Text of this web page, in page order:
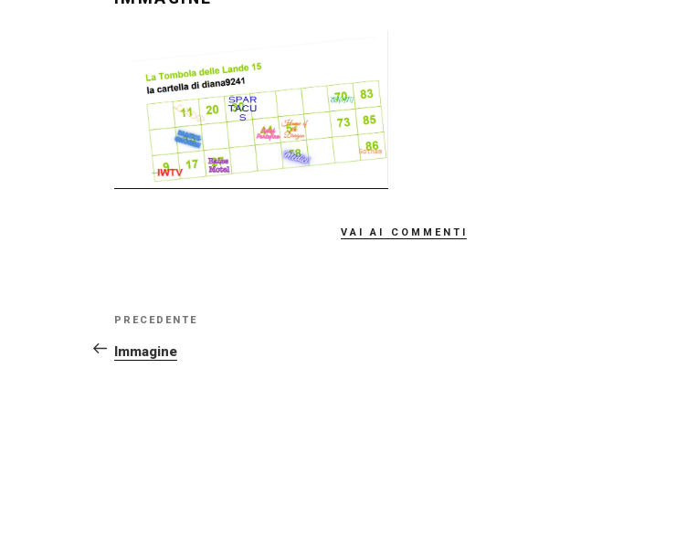
vai ai commenti
NAVIGAZIONE
ARTICOLI
Articolo
precedente:
PRECEDENTE
Immagine